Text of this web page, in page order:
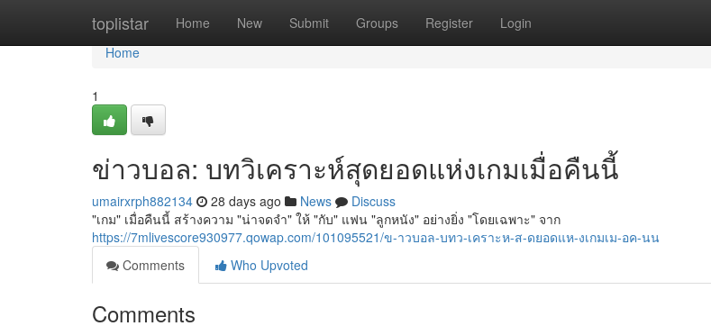
toplistar Home New Submit Groups Register Login
Home
Home
1
ข่าวบอล: บทวิเคราะห์สุดยอดแห่งเกมเมื่อคืนนี้
umairxrph882134 28 days ago News
Discuss
"เกม" เมื่อคืนนี้ สร้างความ "น่าจดจำ" ให้ "กับ" แฟน "ลูกหนัง" อย่างยิ่ง "โดยเฉพาะ" จาก
https://7mlivescore930977.qowap.com/101095521/ข-าวบอล-บทว-เคราะห-ส-ดยอดแห-งเกมเม-อค-นน
Comments
Who Upvoted
Comments